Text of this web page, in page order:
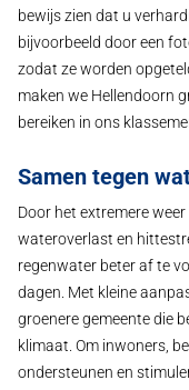
bewijs zien dat u
bijvoorbeeld door een
zodat ze worden
maken we Hellendoorn
bereiken in ons
Samen tegen
Door het extremere
wateroverlast en
regenwater beter af te
dagen. Met kleine
groenere gemeente die
klimaat. Om inwoners,
ondersteunen en